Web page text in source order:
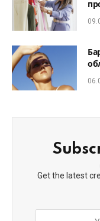
Get the latest